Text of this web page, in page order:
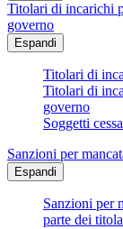
Titolari di incarichi
governo
Espandi
Titolari di
Titolari di
governo
Soggetti
Sanzioni per
Espandi
Sanzioni per
parte dei